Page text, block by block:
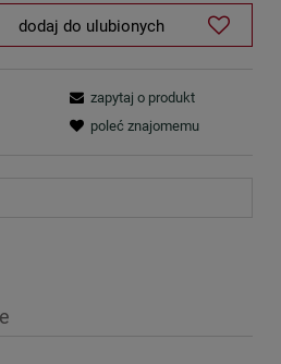
dodaj do ulubionych
zapytaj o produkt
poleć znajomemu
kosztów płatności